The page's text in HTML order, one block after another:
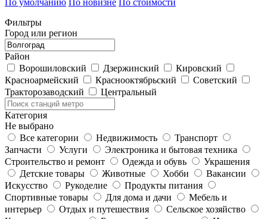
Фильтры
Город или регион
Район
Ворошиловский
Дзержинский
Кировский
Красноармейский
Краснооктябрьский
Советский
Тракторозаводский
Центральный
Категория
Не выбрано
Все категории
Недвижимость
Транспорт
Запчасти
Услуги
Электроника и бытовая техника
Строительство и ремонт
Одежда и обувь
Украшения
Детские товары
Животные Хобби
Вакансии
Искусство
Рукоделие
Продукты питания
Спортивные товары
Для дома и дачи
Мебель и
интерьер
Отдых и путешествия
Сельское хозяйство